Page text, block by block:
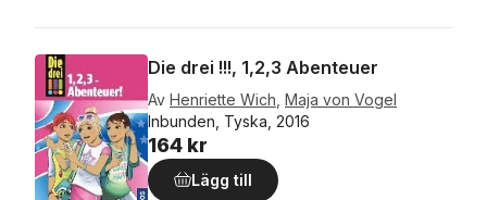
Die drei !!!, 1,2,3 Abenteuer
Av Henriette Wich Maja von Vogel
Inbunden, Tyska, 2016
164 kr
Lägg till